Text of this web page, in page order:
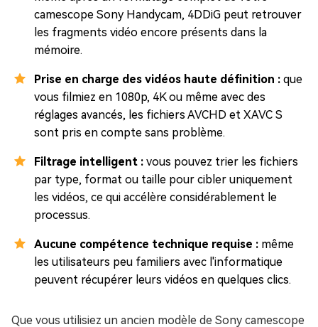
camescope Sony Handycam, 4DDiG peut retrouver
les fragments vidéo encore présents dans la
mémoire.
Prise en charge des vidéos haute définition : que
vous filmiez en 1080p, 4K ou même avec des
réglages avancés, les fichiers AVCHD et XAVC S
sont pris en compte sans problème.
Filtrage intelligent : vous pouvez trier les fichiers
par type, format ou taille pour cibler uniquement
les vidéos, ce qui accélère considérablement le
processus.
Aucune compétence technique requise : même
les utilisateurs peu familiers avec l'informatique
peuvent récupérer leurs vidéos en quelques clics.
Que vous utilisiez un ancien modèle de Sony camescope